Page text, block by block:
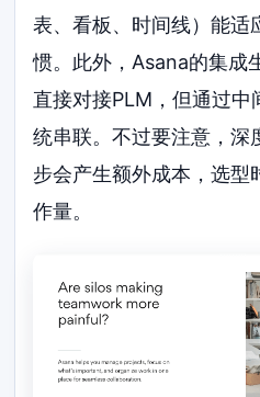
表、看板、时间线）能适
惯。此外，Asana的集成
直接对接PLM，但通过中
统串联。不过要注意，深
步会产生额外成本，选型
作量。